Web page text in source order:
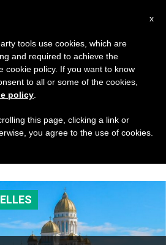
Tagged
x
tools use cookies, which are
and required to achieve the
cookie policy. If you want to know
to all or some of the cookies,
policy
this page, clicking a link or
you agree to the use of cookies.